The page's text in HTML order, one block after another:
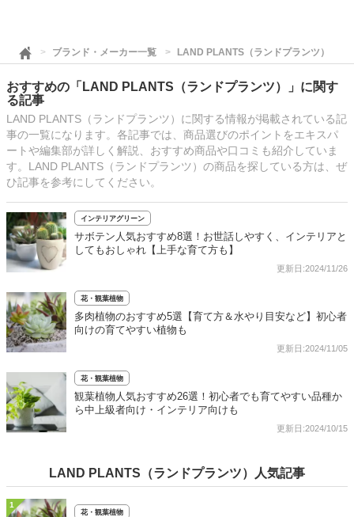
ブランド・メーカー一覧 LAND PLANTS（ランドプランツ）
おすすめの「LAND PLANTS（ランドプランツ）」に関す
る記事
LAND PLANTS（ランドプランツ）に関する情報が掲載されている記
事の一覧になります。各記事では、商品選びのポイントをエキスパ
ートや編集部が詳しく解説、おすすめ商品や口コミも紹介していま
す。LAND PLANTS（ランドプランツ）の商品を探している方は、ぜ
ひ記事を参考にしてください。
インテリアグリーン
サボテン人気おすすめ8選！お世話しやすく、インテリアと
してもおしゃれ【上手な育て方も】
更新日:2024/11/26
花・観葉植物
多肉植物のおすすめ5選【育て方＆水やり目安など】初心者
向けの育てやすい植物も
更新日:2024/11/05
花・観葉植物
観葉植物人気おすすめ26選！初心者でも育てやすい品種か
ら中上級者向け・インテリア向けも
更新日:2024/10/15
LAND PLANTS（ランドプランツ）人気記事
1
花・観葉植物